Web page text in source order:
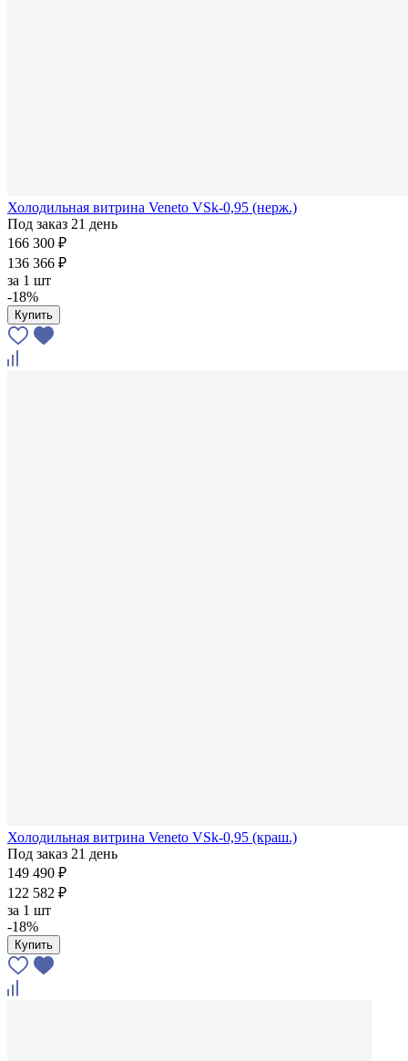
Холодильная витрина Veneto VSk-0,95 (нерж.)
Под заказ 21 день
166 300 ₽
136 366 ₽
за 1 шт
-18%
Купить
Холодильная витрина Veneto VSk-0,95 (краш.)
Под заказ 21 день
149 490 ₽
122 582 ₽
за 1 шт
-18%
Купить